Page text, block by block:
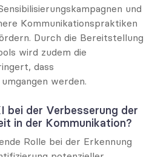
und
Kommunikationspraktiken
Durch die Bereitstellung
wird zudem die
dass
werden.
bei der Verbesserung der
in der Kommunikation?
Rolle bei der Erkennung